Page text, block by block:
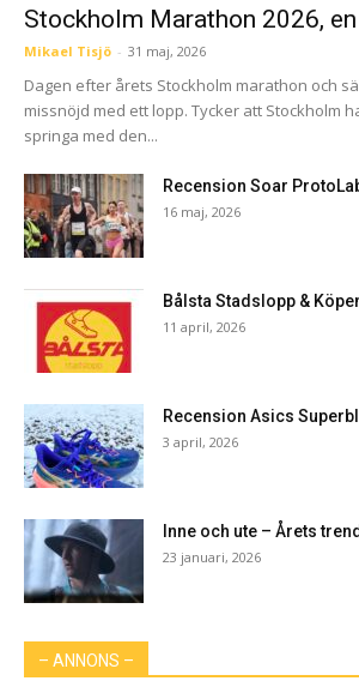
Stockholm Marathon 2026,
Mikael Tisjö - 31 maj, 2026
Dagen efter årets Stockholm marathon och
missnöjd med ett lopp. Tycker att Stockholm
springa med den...
Recension Soar
16 maj, 2026
Bålsta Stadslopp &
11 april, 2026
Recension Asics
3 april, 2026
Inne och ute – Årets
23 januari, 2026
– ANNONS –